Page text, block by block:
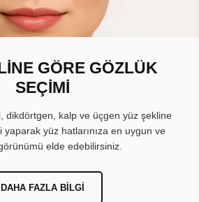
GÖRE GÖZLÜK
SEÇİMİ
dikdörtgen, kalp ve üçgen yüz şekline
yüz hatlarınıza en uygun ve
elde edebilirsiniz.
DAHA FAZLA BILGI